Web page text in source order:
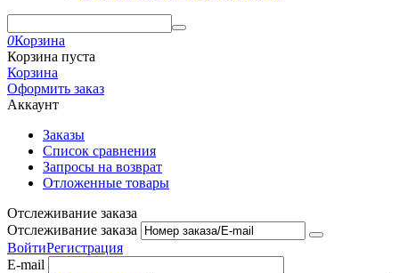
0Корзина
Корзина пуста
Корзина
Оформить заказ
Аккаунт
Заказы
Список сравнения
Запросы на возврат
Отложенные товары
Отслеживание заказа
Отслеживание заказа
ВойтиРегистрация
E-mail